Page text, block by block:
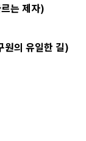
는 제자)
원의 유일한 길)